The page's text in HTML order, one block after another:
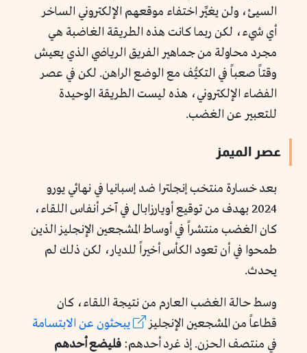
السيئ، ولن يغيِّر اختفاء موقعهم الإلكتروني الساخر
أي شيء، لكن ربما كانت هذه الطريقة الغاضبة هي
مجرد محاولة من جماهير الفريق الرياضي الذي يعيش
وقتاً صعباً في التكيُّف مع الوضع الراهن. لكن في عصر
الفضاء الإلكتروني، هذه ليست الطريقة الوحيدة
للتعبير عن الغضب.
عصر الميمز
بعد خسارة منتخب إنجلترا ضد إسبانيا في نهائي يورو
2024 بهدف من توقيع أويارزابال في آخر أنفاس اللقاء،
كان الغضب منتشراً في أوساط المشجعين الإنجليز الذين
طمحوا في أن تعود الكأس أخيراً للديار، لكن ذلك لم
يحدث.
وسط حالة الغضب العارم من نتيجة اللقاء، كان
قطاعاً من المشجعين الإنجليز
يبحثون عن الابتسامة
في منتصف الحزن. إذ غرد أحدهم: فليضع أحدهم